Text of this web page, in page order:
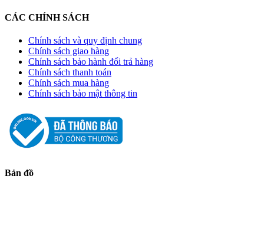
CÁC CHÍNH SÁCH
Chính sách và quy định chung
Chính sách giao hàng
Chính sách bảo hành đổi trả hàng
Chính sách thanh toán
Chính sách mua hàng
Chính sách bảo mật thông tin
Bản đồ